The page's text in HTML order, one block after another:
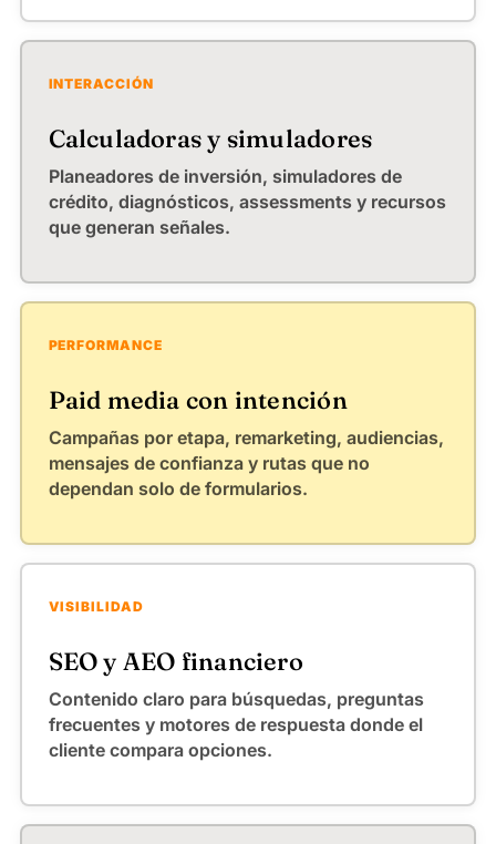
INTERACCIÓN
Calculadoras y simuladores
Planeadores de inversión, simuladores de
crédito, diagnósticos, assessments y recursos
que generan señales.
PERFORMANCE
Paid media con intención
Campañas por etapa, remarketing, audiencias,
mensajes de confianza y rutas que no
dependan solo de formularios.
VISIBILIDAD
SEO y AEO financiero
Contenido claro para búsquedas, preguntas
frecuentes y motores de respuesta donde el
cliente compara opciones.